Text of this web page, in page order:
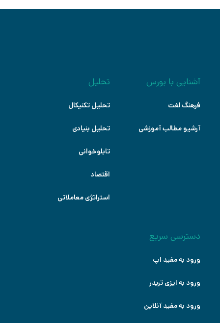
آشنایی با بورس
فرهنگ لغت
آرشیو مطالب آموزشی
تحلیل
تحلیل تکنیکال
تحلیل بنیادی
تابلوخوانی
اقتصاد
استراتژی معاملاتی
دسترسی سریع
ورود به مفید اپ
ورود به ایزی تریدر
ورود به مفید آنلاین